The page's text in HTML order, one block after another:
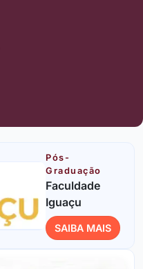
Pós-
Graduação
Faculdade
Iguaçu
SAIBA MAIS